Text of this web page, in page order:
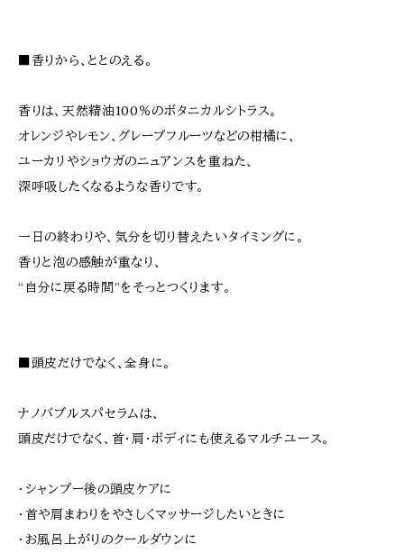
■香りから、ととのえる。
香りは、天然精油100％のボタニカルシトラス。
オレンジやレモン、グレープフルーツなどの柑橘に、
ユーカリやショウガのニュアンスを重ねた、
深呼吸したくなるような香りです。
一日の終わりや、気分を切り替えたいタイミングに。
香りと泡の感触が重なり、
“自分に戻る時間”をそっとつくります。
■頭皮だけでなく、全身に。
ナノバブルスパセラムは、
頭皮だけでなく、首・肩・ボディにも使えるマルチユース。
・シャンプー後の頭皮ケアに
・首や肩まわりをやさしくマッサージしたいときに
・お風呂上がりのクールダウンに